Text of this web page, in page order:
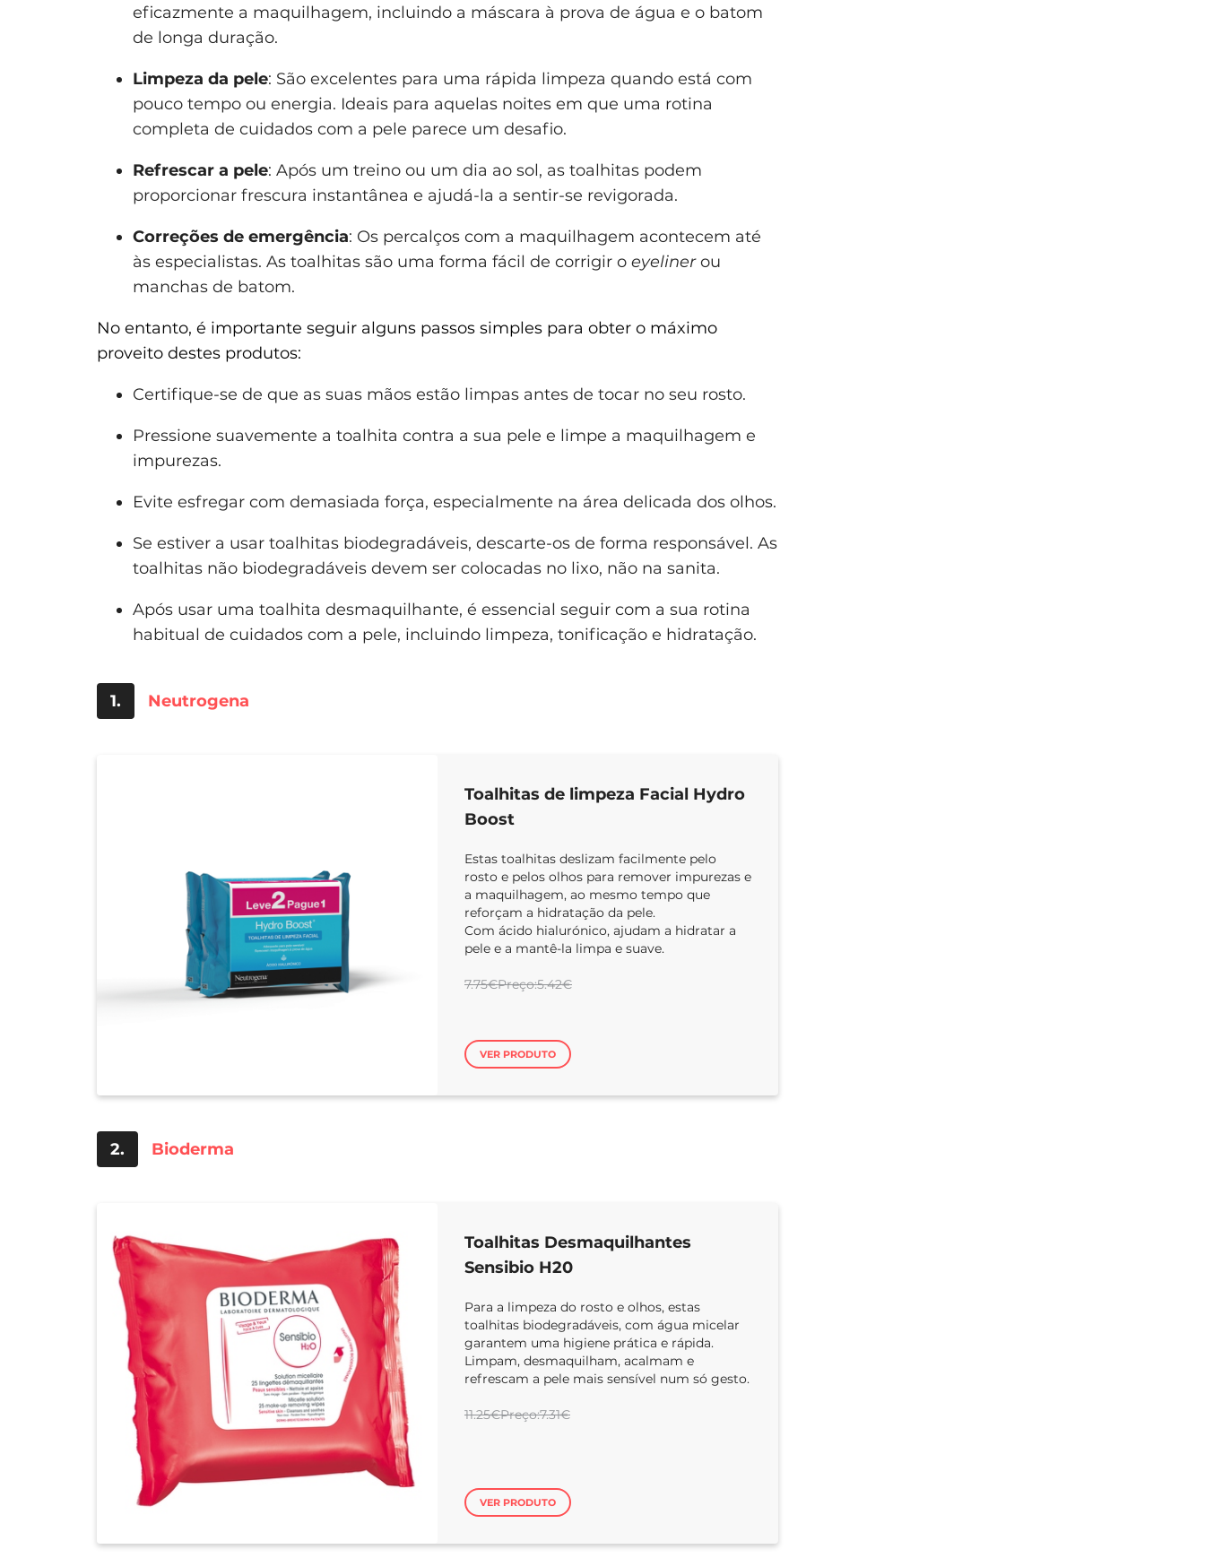
eficazmente a maquilhagem, incluindo a máscara à prova de água e o batom
de longa duração.
Limpeza da pele: São excelentes para uma rápida limpeza quando está com
pouco tempo ou energia. Ideais para aquelas noites em que uma rotina
completa de cuidados com a pele parece um desafio.
Refrescar a pele: Após um treino ou um dia ao sol, as toalhitas podem
proporcionar frescura instantânea e ajudá-la a sentir-se revigorada.
Correções de emergência: Os percalços com a maquilhagem acontecem até
às especialistas. As toalhitas são uma forma fácil de corrigir o eyelinerou
manchas de batom.
No entanto, é importante seguir alguns passos simples para obter o máximo
proveito destes produtos:
Certifique-se de que as suas mãos estão limpas antes de tocar no seu rosto.
Pressione suavemente a toalhita contra a sua pele e limpe a maquilhagem e
impurezas.
Evite esfregar com demasiada força, especialmente na área delicada dos olhos.
Se estiver a usar toalhitas biodegradáveis, descarte-os de forma responsável. As
toalhitas não biodegradáveis devem ser colocadas no lixo, não na sanita.
Após usar uma toalhita desmaquilhante, é essencial seguir com a sua rotina
habitual de cuidados com a pele, incluindo limpeza, tonificação e hidratação.
1. Neutrogena
Toalhitas de limpeza Facial Hydro
Boost
Estas toalhitas deslizam facilmente pelo
rosto e pelos olhos para remover impurezas e
a maquilhagem, ao mesmo tempo que
reforçam a hidratação da pele.
Com ácido hialurónico, ajudam a hidratar a
pele e a mantê-la limpa e suave.
7.75€Preço:5.42€
VER PRODUTO
2. Bioderma
Toalhitas Desmaquilhantes
Sensibio H20
Para a limpeza do rosto e olhos, estas
toalhitas biodegradáveis, com água micelar
garantem uma higiene prática e rápida.
Limpam, desmaquilham, acalmam e
refrescam a pele mais sensível num só gesto.
11.25€Preço:7.31€
VER PRODUTO